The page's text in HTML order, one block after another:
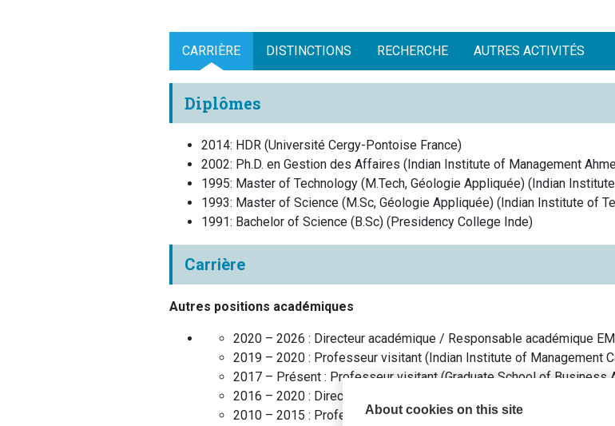
CARRIÈRE DISTINCTIONS RECHERCHE AUTRES ACTIVITÉS
Diplômes
2014: HDR (Université Cergy-Pontoise France)
2002: Ph.D. en Gestion des Affaires (Indian Institute of Management
1995: Master of Technology (M.Tech, Géologie Appliquée) (Indian
1993: Master of Science (M.Sc, Géologie Appliquée) (Indian Institute of
1991: Bachelor of Science (B.Sc) (Presidency College Inde)
Carrière
Autres positions académiques
2020 – 2026 : Directeur académique / Responsable académique
2019 – 2020 : Professeur visitant (Indian Institute of Management
2017 – Présent : Professeur visitant (Graduate School of Business
2016 – 2020 : Directeur académique / Responsable académique
2010 – 2015 : Professeur visitant (Indian Institute of Management
About cookies on this site